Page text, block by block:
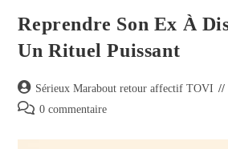
Reprendre Son Ex À
Un Rituel Puissant
Sérieux Marabout retour affectif TOVI
0 commentaire